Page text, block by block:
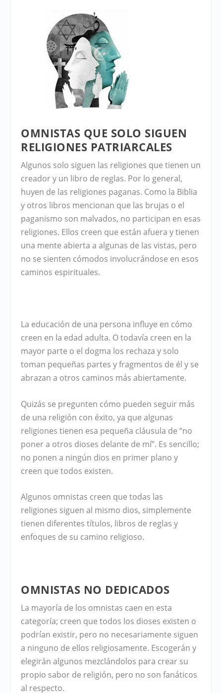
OMNISTAS QUE SOLO SIGUEN
RELIGIONES PATRIARCALES
Algunos solo siguen las religiones que tienen un
creador y un libro de reglas. Por lo general,
huyen de las religiones paganas. Como la Biblia
y otros libros mencionan que las brujas o el
paganismo son malvados, no participan en esas
religiones. Ellos creen que están afuera y tienen
una mente abierta a algunas de las vistas, pero
no se sienten cómodos involucrándose en esos
caminos espirituales.
La educación de una persona influye en cómo
creen en la edad adulta. O todavía creen en la
mayor parte o el dogma los rechaza y solo
toman pequeñas partes y fragmentos de él y se
abrazan a otros caminos más abiertamente.
Quizás se pregunten cómo pueden seguir más
de una religión con éxito, ya que algunas
religiones tienen esa pequeña cláusula de “no
poner a otros dioses delante de mí”. Es sencillo;
no ponen a ningún dios en primer plano y
creen que todos existen.
Algunos omnistas creen que todas las
religiones siguen al mismo dios, simplemente
tienen diferentes títulos, libros de reglas y
enfoques de su camino religioso.
OMNISTAS NO DEDICADOS
La mayoría de los omnistas caen en esta
categoría; creen que todos los dioses existen o
podrían existir, pero no necesariamente siguen
a ninguno de ellos religiosamente. Escogerán y
elegirán algunos mezclándolos para crear su
propio sabor de religión, pero no son fanáticos
al respecto.